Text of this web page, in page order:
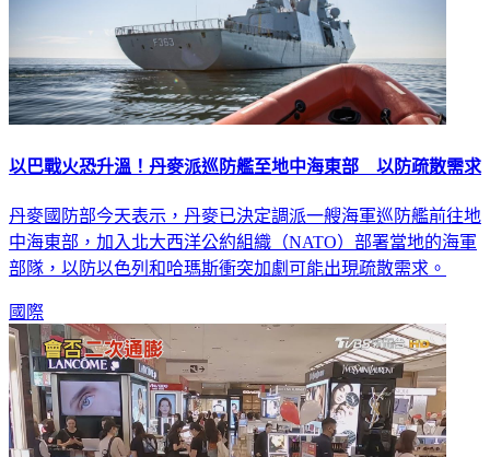
以巴戰火恐升溫！丹麥派巡防艦至地中海東部 以防疏散需求
丹麥國防部今天表示，丹麥已決定調派一艘海軍巡防艦前往地
中海東部，加入北大西洋公約組織（NATO）部署當地的海軍
部隊，以防以色列和哈瑪斯衝突加劇可能出現疏散需求。
國際